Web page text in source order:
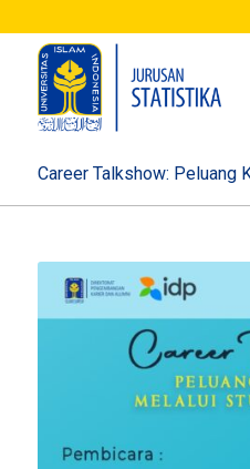
Career Talkshow: Peluang